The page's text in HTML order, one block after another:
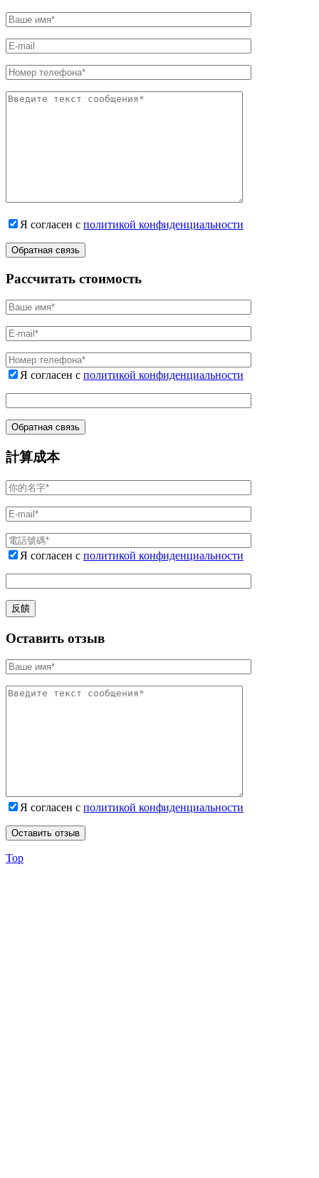
Я согласен с политикой конфиденциальности
Рассчитать стоимость
Я согласен с политикой конфиденциальности
計算成本
Я согласен с политикой конфиденциальности
Оставить отзыв
Я согласен с политикой конфиденциальности
Top